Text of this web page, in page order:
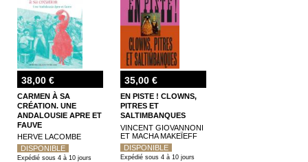
38,00 €
CARMEN À SA
CRÉATION. UNE
ANDALOUSIE APRE ET
FAUVE
HERVE LACOMBE
DISPONIBLE
Expédié sous 4 à 10 jours
35,00 €
EN PISTE ! CLOWNS,
PITRES ET
SALTIMBANQUES
VINCENT GIOVANNONI
ET MACHA MAKEÏEFF
DISPONIBLE
Expédié sous 4 à 10 jours